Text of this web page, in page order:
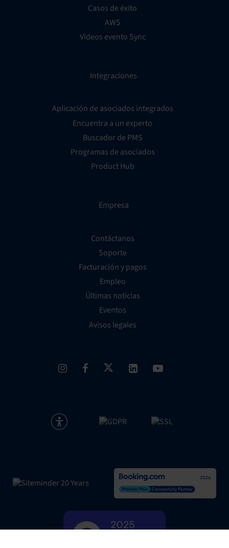
Casos de éxito
AWS
Vídeos evento Sync
Integraciones
Aplicación de asociados integrados
Encuentra a un experto
Buscador de PMS
Programas de asociados
Product Hub
Empresa
Contáctanos
Soporte
Facturación y pagos
Empleo
Últimas noticias
Eventos
Avisos legales